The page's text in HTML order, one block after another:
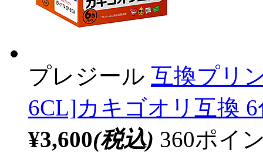
プレジール 互換プリ
6CL]カキゴオリ互換
¥3,600(税込) 360ポイ